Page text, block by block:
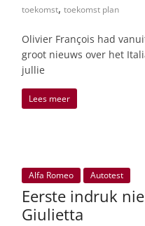
toekomst, toekomst plan
Olivier François had
groot nieuws over het
jullie
Lees meer
Alfa Romeo Autotest
Eerste indruk
Giulietta